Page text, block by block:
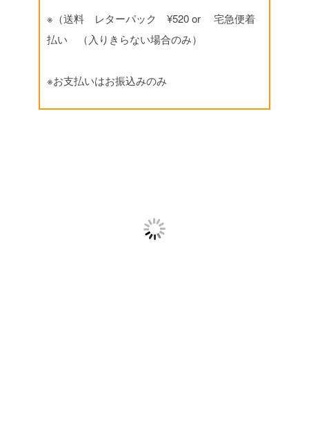
※（送料 レターパック ¥520 or 宅急便着
払い （入りきらない場合のみ）
※お支払いはお振込みのみ